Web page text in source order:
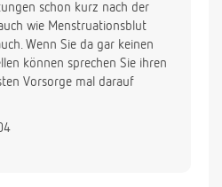
schon kurz nach der
wie Menstruationsblut
Wenn Sie da gar keinen
können sprechen Sie ihren
Vorsorge mal darauf